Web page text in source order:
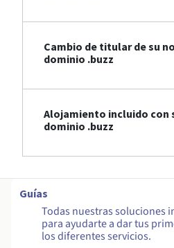
Cambio de titular de su
dominio .buzz
Alojamiento incluido con
dominio .buzz
Guías
Todas nuestras soluciones
para ayudarte a dar tus
los diferentes servicios.